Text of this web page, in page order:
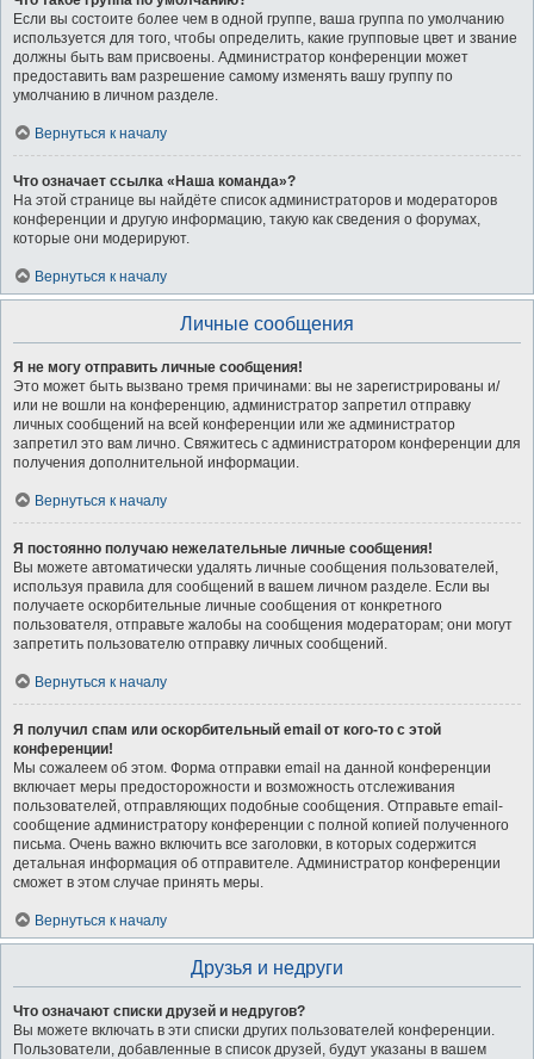
Если вы состоите более чем в одной группе, ваша группа по умолчанию
используется для того, чтобы определить, какие групповые цвет и звание
должны быть вам присвоены. Администратор конференции может
предоставить вам разрешение самому изменять вашу группу по
умолчанию в личном разделе.
Вернуться к началу
Что означает ссылка «Наша команда»?
На этой странице вы найдёте список администраторов и модераторов
конференции и другую информацию, такую как сведения о форумах,
которые они модерируют.
Вернуться к началу
Личные сообщения
Я не могу отправить личные сообщения!
Это может быть вызвано тремя причинами: вы не зарегистрированы и/
или не вошли на конференцию, администратор запретил отправку
личных сообщений на всей конференции или же администратор
запретил это вам лично. Свяжитесь с администратором конференции для
получения дополнительной информации.
Вернуться к началу
Я постоянно получаю нежелательные личные сообщения!
Вы можете автоматически удалять личные сообщения пользователей,
используя правила для сообщений в вашем личном разделе. Если вы
получаете оскорбительные личные сообщения от конкретного
пользователя, отправьте жалобы на сообщения модераторам; они могут
запретить пользователю отправку личных сообщений.
Вернуться к началу
Я получил спам или оскорбительный email от кого-то с этой
конференции!
Мы сожалеем об этом. Форма отправки email на данной конференции
включает меры предосторожности и возможность отслеживания
пользователей, отправляющих подобные сообщения. Отправьте email-
сообщение администратору конференции с полной копией полученного
письма. Очень важно включить все заголовки, в которых содержится
детальная информация об отправителе. Администратор конференции
сможет в этом случае принять меры.
Вернуться к началу
Друзья и недруги
Что означают списки друзей и недругов?
Вы можете включать в эти списки других пользователей конференции.
Пользователи, добавленные в список друзей, будут указаны в вашем